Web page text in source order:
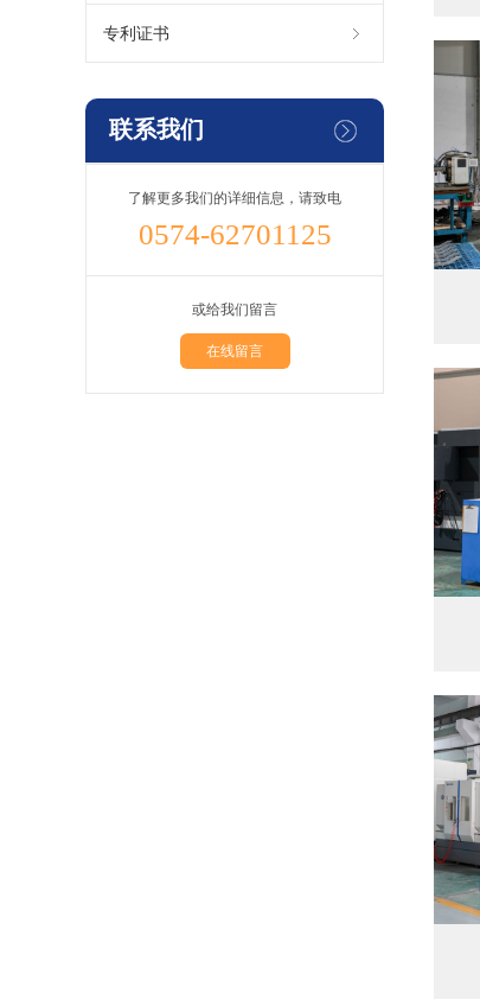
专利证书
联系我们
了解更多我们的详细信息，请致电
0574-62701125
或给我们留言
在线留言